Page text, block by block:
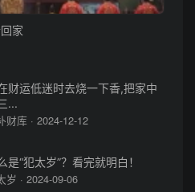
家
财运低迷时去烧一下香,把家中
...
财库 · 2024-12-12
是“犯太岁”？看完就明白！
岁 · 2024-09-06